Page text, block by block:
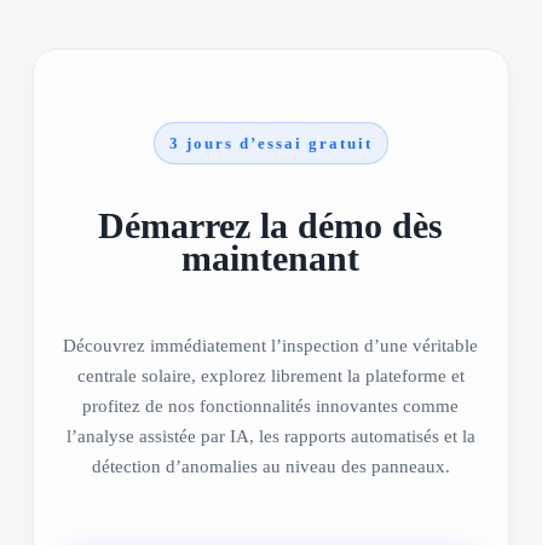
3 jours d’essai gratuit
Démarrez la démo dès
maintenant
Découvrez immédiatement l’inspection d’une véritable
centrale solaire, explorez librement la plateforme et
profitez de nos fonctionnalités innovantes comme
l’analyse assistée par IA, les rapports automatisés et la
détection d’anomalies au niveau des panneaux.